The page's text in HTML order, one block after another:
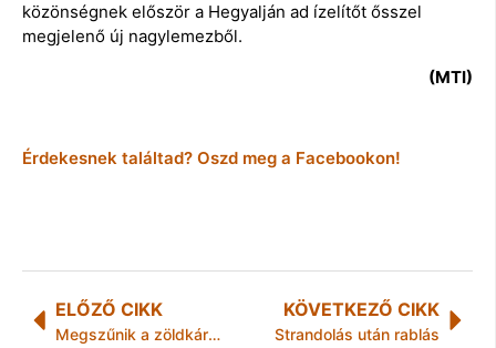
közönségnek először a Hegyalján ad ízelítőt ősszel
megjelenő új nagylemezből.
(MTI)
Érdekesnek találtad? Oszd meg a Facebookon!
ELŐZŐ CIKK
Megszűnik a zöldkártya januártól
KÖVETKEZŐ CIKK
Strandolás után rablás